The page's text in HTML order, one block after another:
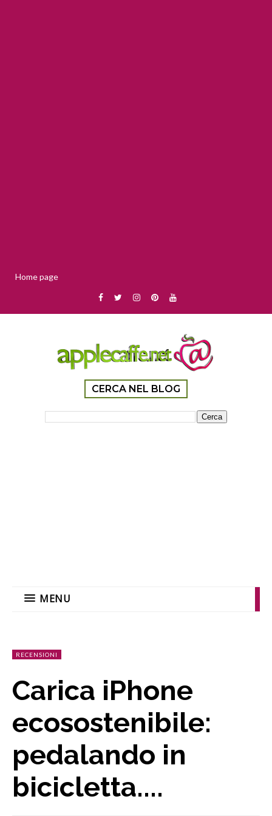
Home page
CERCA NEL BLOG
MENU
RECENSIONI
Carica iPhone
ecosostenibile:
pedalando in
bicicletta....